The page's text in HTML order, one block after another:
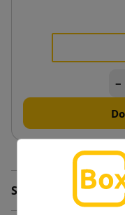
−
Szczegóły produktu